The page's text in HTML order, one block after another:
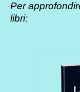
Per
libri: